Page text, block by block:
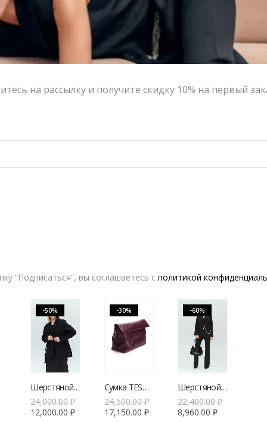
Состав и уход
Оформление заказа
-50%
Шерстяной пиджак V|L
24,000.00₽
12,000.00₽
-30%
Сумка TESORINI Doroty вишневый
24,500.00₽
17,150.00 ₽
-60%
Шерстяной пиджак V|L
22,400.00₽
8,960.00₽
на рассылку и получите скидку 10% на первый
“Подписаться”, вы соглашаетесь с политикой